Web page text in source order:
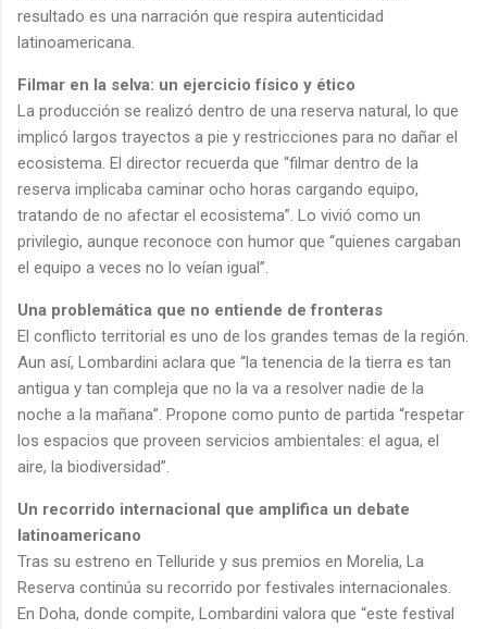
resultado es una narración que respira autenticidad
latinoamericana.
Filmar en la selva: un ejercicio físico y ético
La producción se realizó dentro de una reserva natural, lo que
implicó largos trayectos a pie y restricciones para no dañar el
ecosistema. El director recuerda que “filmar dentro de la
reserva implicaba caminar ocho horas cargando equipo,
tratando de no afectar el ecosistema”. Lo vivió como un
privilegio, aunque reconoce con humor que “quienes cargaban
el equipo a veces no lo veían igual”.
Una problemática que no entiende de fronteras
El conflicto territorial es uno de los grandes temas de la región.
Aun así, Lombardini aclara que “la tenencia de la tierra es tan
antigua y tan compleja que no la va a resolver nadie de la
noche a la mañana”. Propone como punto de partida “respetar
los espacios que proveen servicios ambientales: el agua, el
aire, la biodiversidad”.
Un recorrido internacional que amplifica un debate
latinoamericano
Tras su estreno en Telluride y sus premios en Morelia, La
Reserva continúa su recorrido por festivales internacionales.
En Doha, donde compite, Lombardini valora que “este festival